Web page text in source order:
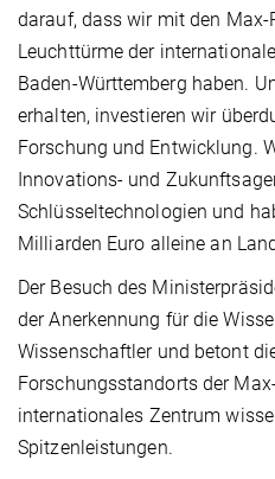
darauf, dass wir mit den
Leuchttürme der
Baden-Württemberg haben.
erhalten, investieren wir
Forschung und Entwicklung.
Innovations- und
Schlüsseltechnologien und
Milliarden Euro alleine an
Der Besuch des
der Anerkennung für die
Wissenschaftler und betont
Forschungsstandorts der
internationales Zentrum
Spitzenleistungen.